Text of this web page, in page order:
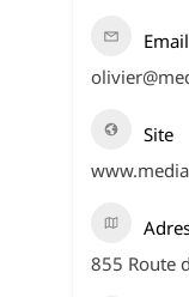
Email
Site
855 Route